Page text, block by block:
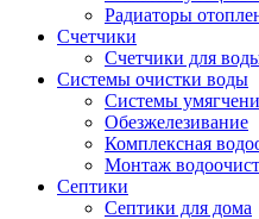
Радиаторы
Cчетчики
Счетчики для
Системы очистки воды
Системы
Обезжелезивание
Комплексная
Монтаж
Септики
Септики для дома